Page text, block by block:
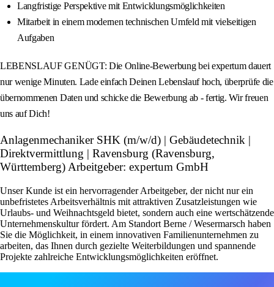
Langfristige Perspektive mit Entwicklungsmöglichkeiten
Mitarbeit in einem modernen technischen Umfeld mit vielseitigen
Aufgaben
LEBENSLAUF GENÜGT: Die Online-Bewerbung bei expertum dauert
nur wenige Minuten. Lade einfach Deinen Lebenslauf hoch, überprüfe die
übernommenen Daten und schicke die Bewerbung ab - fertig. Wir freuen
uns auf Dich!
Anlagenmechaniker SHK (m/w/d) | Gebäudetechnik |
Direktvermittlung | Ravensburg (Ravensburg,
Württemberg) Arbeitgeber: expertum GmbH
Unser Kunde ist ein hervorragender Arbeitgeber, der nicht nur ein
unbefristetes Arbeitsverhältnis mit attraktiven Zusatzleistungen wie
Urlaubs- und Weihnachtsgeld bietet, sondern auch eine wertschätzende
Unternehmenskultur fördert. Am Standort Berne / Wesermarsch haben
Sie die Möglichkeit, in einem innovativen Familienunternehmen zu
arbeiten, das Ihnen durch gezielte Weiterbildungen und spannende
Projekte zahlreiche Entwicklungsmöglichkeiten eröffnet.